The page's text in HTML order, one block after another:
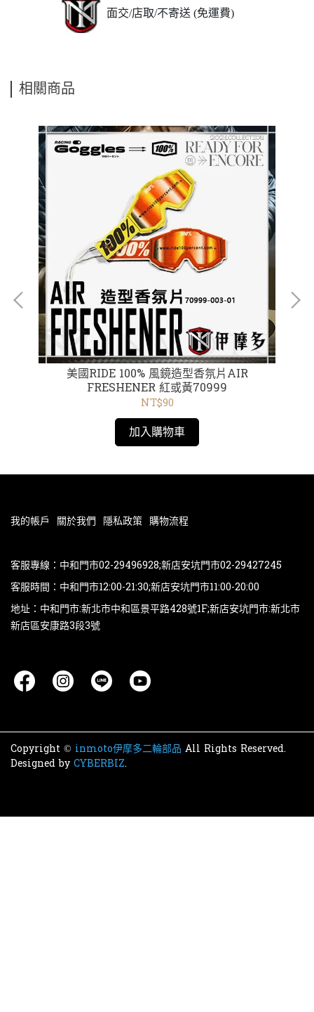
面交/店取/不寄送 (免運費)
相關商品
美國RIDE 100% 風鏡造型香氛片AIR
FRESHENER 紅或黃70999
NT$90
加入購物車
我的帳戶 關於我們 隱私政策 購物流程
客服專線：中和門市02-29496928;新店安坑門市02-29427245
客服時間：中和門市12:00-21:30;新店安坑門市11:00-20:00
地址：中和門市:新北市中和區景平路428號1F;新店安坑門市:新北市
新店區安康路3段3號
Copyright © inmoto伊摩多二輪部品 All Rights Reserved.
Designed by CYBERBIZ.